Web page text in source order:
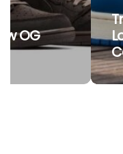
Travis Scott X
Low OG: